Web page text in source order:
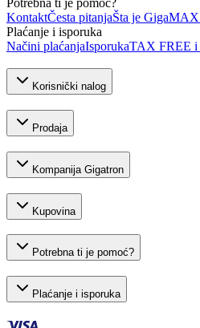
KontaktČesta pitanjaŠta je
Plaćanje i isporuka
Načini plaćanjaIsporukaTAX FREE i
Korisnički nalog
Prodaja
Kompanija Gigatron
Kupovina
Potrebna ti je pomoć?
Plaćanje i isporuka